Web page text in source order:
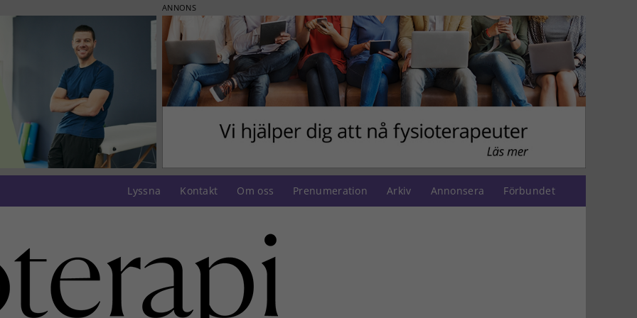
ANNONS
Lyssna Kontakt Om oss Prenumeration Arkiv Annonsera Förbundet